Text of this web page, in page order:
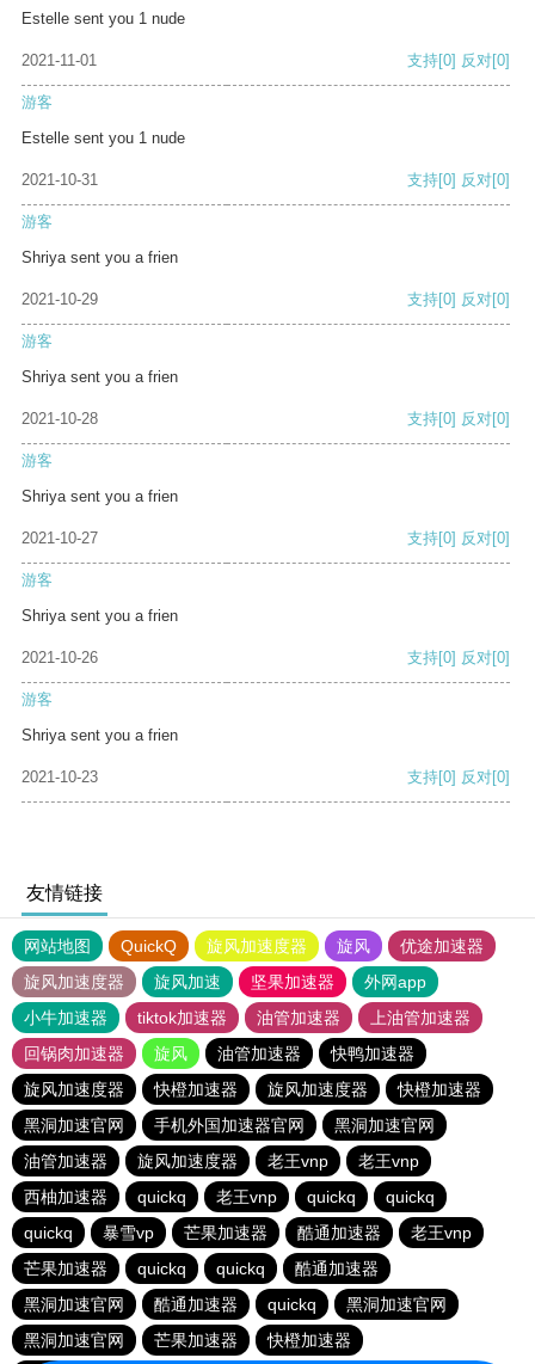
Estelle sent you 1 nude
2021-11-01 支持[0] 反对[0]
游客
Estelle sent you 1 nude
2021-10-31 支持[0] 反对[0]
游客
Shriya sent you a frien
2021-10-29 支持[0] 反对[0]
游客
Shriya sent you a frien
2021-10-28 支持[0] 反对[0]
游客
Shriya sent you a frien
2021-10-27 支持[0] 反对[0]
游客
Shriya sent you a frien
2021-10-26 支持[0] 反对[0]
游客
Shriya sent you a frien
2021-10-23 支持[0] 反对[0]
友情链接
网站地图 QuickQ 旋风加速度器 旋风
优途加速器
旋风加速度器
旋风加速 坚果加速器
外网app
小牛加速器
tiktok加速器 油管加速器
上油管加速器
回锅肉加速器
旋风 油管加速器
快鸭加速器
旋风加速度器
快橙加速器 旋风加速度器
快橙加速器
黑洞加速官网
手机外国加速器官网
黑洞加速官网
油管加速器
旋风加速度器 老王vnp
老王vnp
西柚加速器
quickq 老王vnp quickq
quickq
quickq
暴雪vp 芒果加速器 酷通加速器
老王vnp
芒果加速器
quickq quickq
酷通加速器
黑洞加速官网
酷通加速器 quickq
黑洞加速官网
黑洞加速官网
芒果加速器 快橙加速器